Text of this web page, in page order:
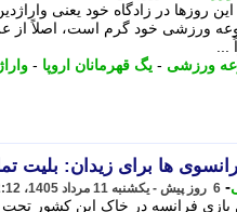
روزها در زادگاه خود یعنی
ورزشی خود گرم است، اصلاً از
ورزشی - یگ قهرمانان اروپا -
ها برای زیدان: بلیت
- 6 روز پیش - یکشنبه 11 مرداد 1405، 12:12